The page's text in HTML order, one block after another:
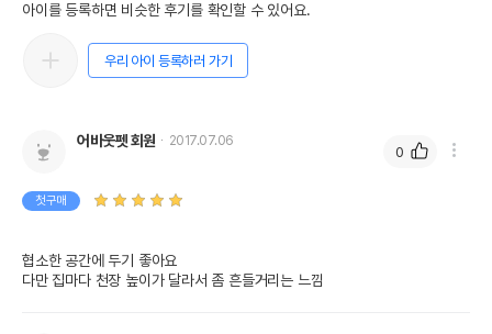
아이를 등록하면 비슷한 후기를 확인할 수 있어요.
우리 아이 등록하러 가기
어바웃펫 회원 2017.07.06
첫구매
협소한 공간에 두기 좋아요
다만 집마다 천장 높이가 달라서 좀 흔들거리는 느낌
0